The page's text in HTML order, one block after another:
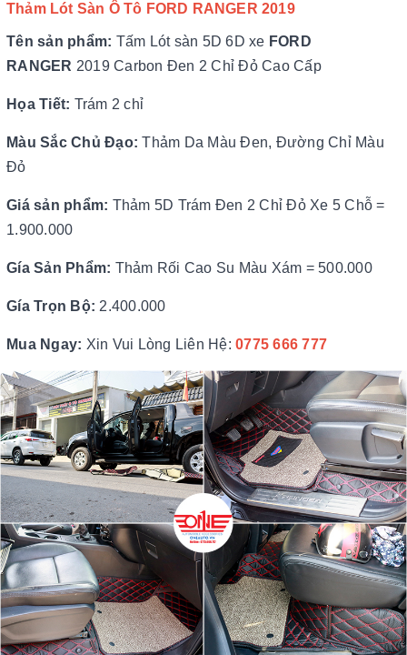
Thảm Lót Sàn Ô Tô FORD RANGER 2019
Tên sản phẩm: Tấm Lót sàn 5D 6D xe FORD
RANGER 2019 Carbon Đen 2 Chỉ Đỏ Cao Cấp
Họa Tiết: Trám 2 chỉ
Màu Sắc Chủ Đạo: Thảm Da Màu Đen, Đường Chỉ Màu
Đỏ
Giá sản phẩm: Thảm 5D Trám Đen 2 Chỉ Đỏ Xe 5 Chỗ =
1.900.000
Gía Sản Phẩm: Thảm Rối Cao Su Màu Xám = 500.000
Gía Trọn Bộ: 2.400.000
Mua Ngay: Xin Vui Lòng Liên Hệ: 0775 666 777